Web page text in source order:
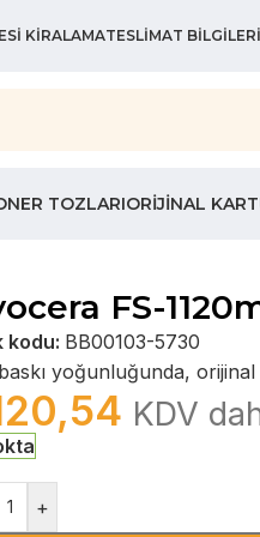
KIRALAMATESLIMAT BILGILERI
TOZLARIORIJINAL
FS-
kodu: BB00103-5730
yoğunluğunda,
KDV
+